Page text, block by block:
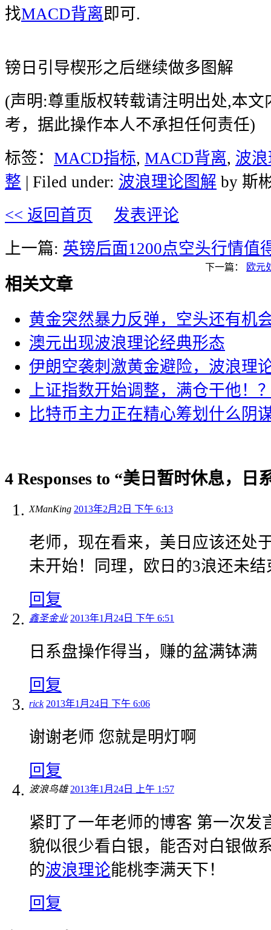
找MACD背离即可.
镑日引导楔形之后继续做多图解
(声明:尊重版权转载请注明出处,本文
考，据此操作本人不承担任何责任)
标签： MACD指标, MACD背离, 波
整 | Filed under: 波浪理论图解 by 斯
<< 返回首页
发表评论
上一篇: 英镑后面1200点空头行情值
下一篇： 欧元
相关文章
黄金突然暴力反弹，空头还有机
澳元出现波浪理论经典形态
伊朗空袭刺激黄金避险，波浪理
上证指数开始调整，满仓干他！
比特币主力正在精心筹划什么阴
4 Responses to “美日暂时休息，日
XManKing 2013年2月2日 下午 6:13
老师，现在看来，美日应该还处
未开始！同理，欧日的3浪还未结
回复
鑫圣金业 2013年1月24日 下午 6:51
日系盘操作得当，赚的盆满钵满
回复
rick 2013年1月24日 下午 6:06
谢谢老师 您就是明灯啊
回复
波浪鸟雄 2013年1月24日 上午 1:57
紧盯了一年老师的博客 第一次发
貌似很少看白银，能否对白银做
的波浪理论能桃李满天下！
回复